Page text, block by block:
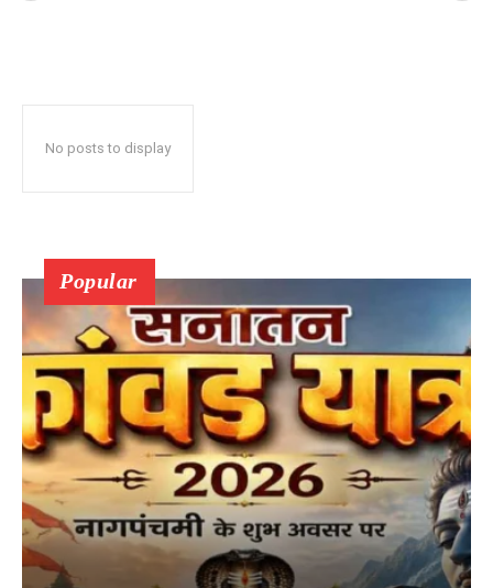
No posts to display
Popular